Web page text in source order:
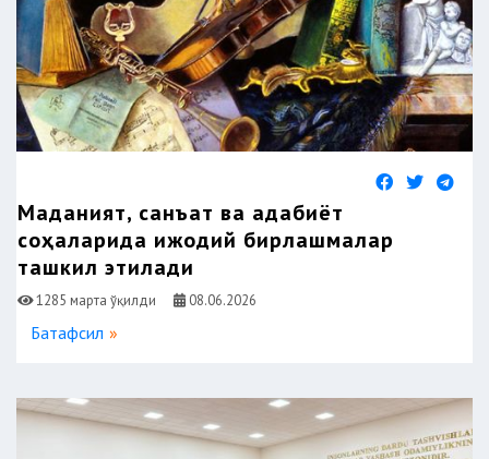
Маданият, санъат ва адабиёт
соҳаларида ижодий бирлашмалар
ташкил этилади
1285 марта ўқилди 08.06.2026
Батафсил